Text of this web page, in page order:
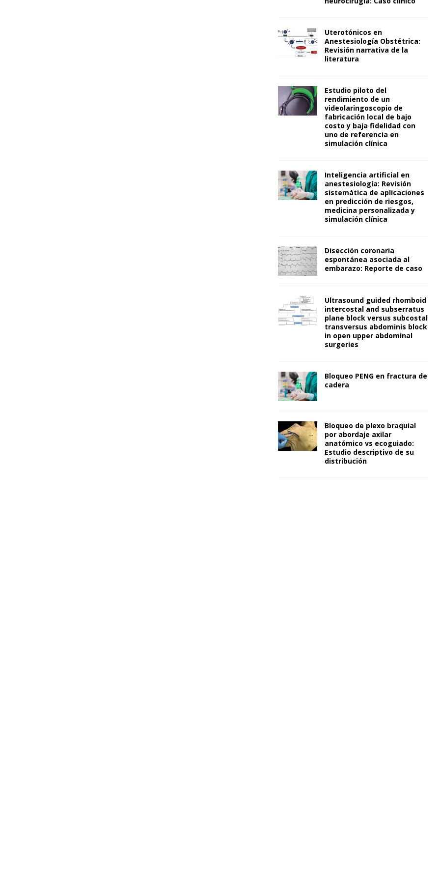
Uterotónicos en
Anestesiología Obstétrica:
Revisión narrativa de la
literatura
Estudio piloto del
rendimiento de un
videolaringoscopio de
fabricación local de bajo
costo y baja fidelidad con
uno de referencia en
simulación clínica
Inteligencia artificial en
anestesiología: Revisión
sistemática de aplicaciones
en predicción de riesgos,
medicina personalizada y
simulación clínica
Disección coronaria
espontánea asociada al
embarazo: Reporte de caso
Ultrasound guided rhomboid
intercostal and subserratus
plane block versus subcostal
transversus abdominis block
in open upper abdominal
surgeries
Bloqueo PENG en fractura de
cadera
Bloqueo de plexo braquial
por abordaje axilar
anatómico vs ecoguiado:
Estudio descriptivo de su
distribución